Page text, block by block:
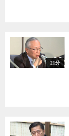
21分